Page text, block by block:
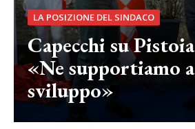
LA POSIZIONE DEL SINDACO
Capecchi su
«Ne supportiamo
sviluppo»